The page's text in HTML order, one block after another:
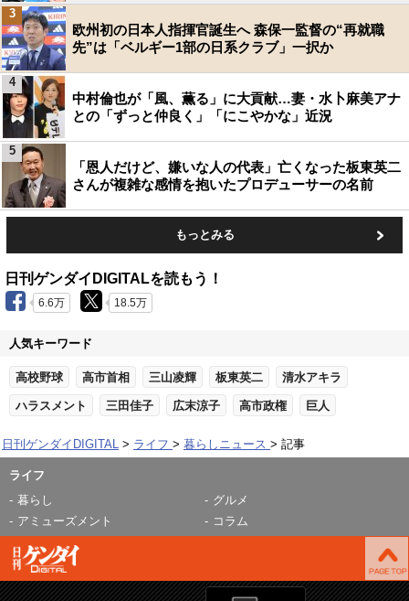
欧州初の日本人指揮官誕生へ 森保一監督の“再就職
先”は「ベルギー1部の日系クラブ」一択か
3
中村倫也が「風、薫る」に大貢献…妻・水卜麻美アナ
との「ずっと仲良く」「にこやかな」近況
4
「恩人だけど、嫌いな人の代表」亡くなった板東英二
さんが複雑な感情を抱いたプロデューサーの名前
5
もっとみる
日刊ゲンダイDIGITALを読もう！
6.6万 18.5万
人気キーワード
高校野球 高市首相 三山凌輝 板東英二 清水アキラ
ハラスメント 三田佳子 広末涼子 高市政権 巨人
日刊ゲンダイDIGITAL ライフ 暮らしニュース 記事
ライフ
暮らし
グルメ
アミューズメント
コラム